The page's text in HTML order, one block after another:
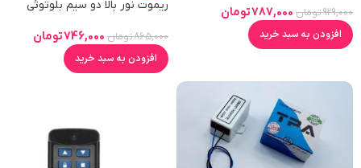
929,000تومان 787,000تومان
افزودن به سبد خرید
ریموت نور بالا دو سیم بلوتوثی
865,000تومان 746,000تومان
افزودن به سبد خرید